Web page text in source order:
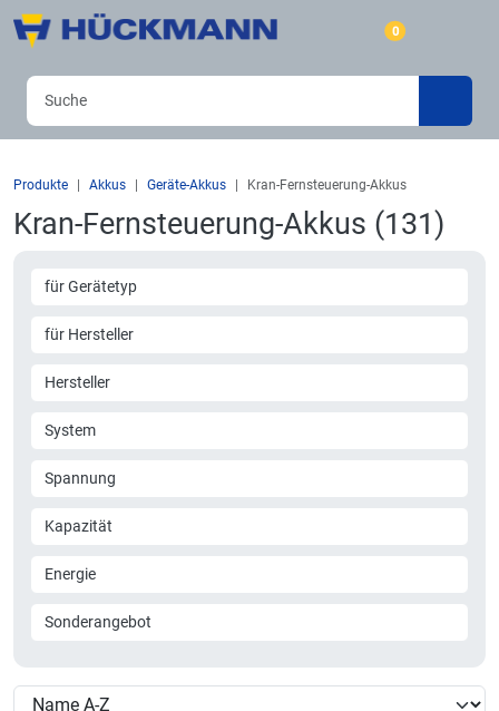
0
Produkte Akkus Geräte-Akkus Kran-Fernsteuerung-Akkus
Kran-Fernsteuerung-Akkus (131)
für Gerätetyp
für Hersteller
Hersteller
System
Spannung
Kapazität
Energie
Sonderangebot